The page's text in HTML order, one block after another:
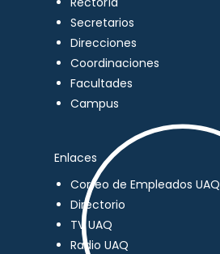
Secretarios
Direcciones
Coordinaciones
Facultades
Campus
Enlaces
Correo de Empleados UAQ
Directorio
TV UAQ
Radio UAQ